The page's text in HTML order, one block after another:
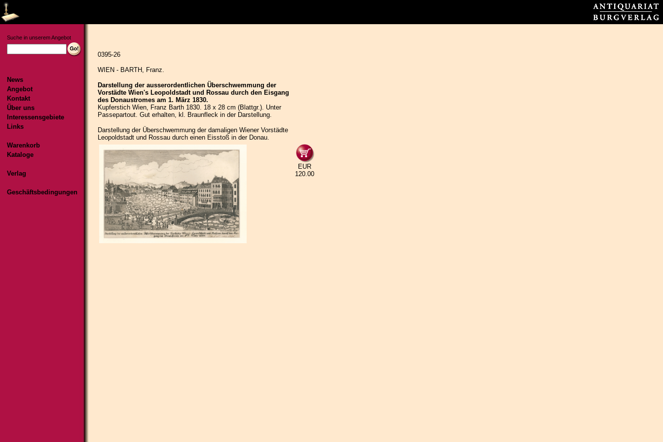
Suche in unserem Angebot
News
Angebot
Kontakt
Über uns
Interessensgebiete
Links
Warenkorb
Kataloge
Verlag
Geschäftsbedingungen